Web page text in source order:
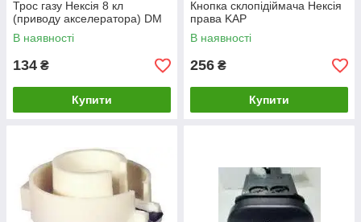
Трос газу Нексія 8 кл
(приводу акселератора) DM
В наявності
134 ₴
Купити
Кнопка склопідіймача Нексія
права KAP
В наявності
256 ₴
Купити